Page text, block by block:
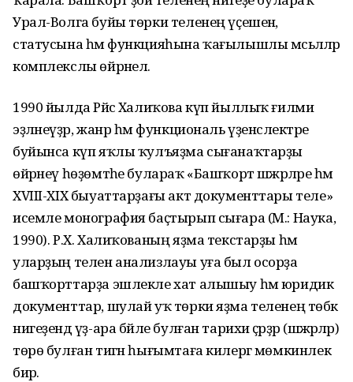
Урал-Волга буйы төрки теленең үҫешенә,
статусына һәм функцияһына ҡағылышлы мәсьәләләр
комплекслы өйрәнелә.
1990 йылда Рәйсә Халиҡова күп йыллыҡ ғилми
эҙләнеүҙәр, жанр һәм функциональ үҙенсәлектәре
буйынса күп яҡлы ҡулъяҙма сығанаҡтарҙы
өйрәнеү һөҙөмтәһе булараҡ «Башҡорт шәжәрәләре һәм
XVIII-XIX быуаттарҙағы акт документтары теле»
исемле монография баҫтырып сығара (М.: Наука,
1990). Р.Х. Халиҡованың яҙма текстарҙы һәм
уларҙың телен анализлауы уға был осорҙа
башҡорттарҙа эшлекле хат алышыу һәм юридик
документтар, шулай уҡ төрки яҙма теленең төбәк
нигеҙендә үҙ-ара бәйле булған тарихи әҫәрҙәр (шәжәрәләр)
төрө булған тигән һығымтаға килергә мөмкинлек
бирә.